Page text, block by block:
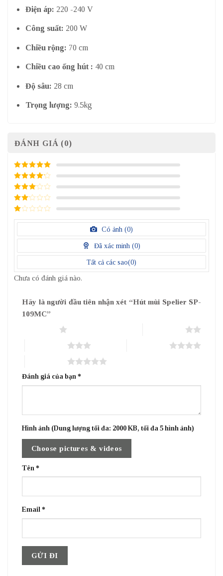
Điện áp: 220 -240 V
Công suất: 200 W
Chiều rộng: 70 cm
Chiều cao ống hút : 40 cm
Độ sâu: 28 cm
Trọng lượng: 9.5kg
ĐÁNH GIÁ (0)
5/ 5 điểm
4/ 5
điểm
3/ 5
điểm
2/
điểm
1
điểm
Có ảnh (0)
Đã xác minh (0)
Tất cả các sao(0)
Chưa có đánh giá nào.
Hãy là người đầu tiên nhận xét “Hút mùi Spelier SP-
109MC”
Đánh giá của bạn *
Hình ảnh (Dung lượng tối đa: 2000 KB, tối đa 5 hình ảnh)
Choose pictures & videos
Tên *
Email *